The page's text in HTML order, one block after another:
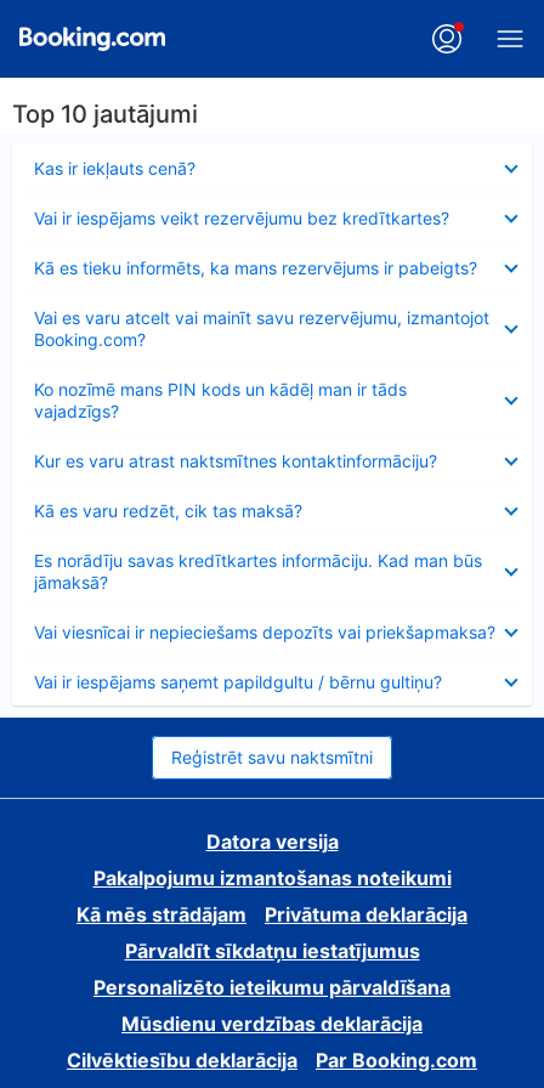
Top 10 jautājumi
Kas ir iekļauts cenā?
Vai ir iespējams veikt rezervējumu bez kredītkartes?
Kā es tieku informēts, ka mans rezervējums ir pabeigts?
Vai es varu atcelt vai mainīt savu rezervējumu, izmantojot
Booking.com?
Ko nozīmē mans PIN kods un kādēļ man ir tāds
vajadzīgs?
Kur es varu atrast naktsmītnes kontaktinformāciju?
Kā es varu redzēt, cik tas maksā?
Es norādīju savas kredītkartes informāciju. Kad man būs
jāmaksā?
Vai viesnīcai ir nepieciešams depozīts vai priekšapmaksa?
Vai ir iespējams saņemt papildgultu / bērnu gultiņu?
Reģistrēt savu naktsmītni
Datora versija
Pakalpojumu izmantošanas noteikumi
Kā mēs strādājam
Privātuma deklarācija
Pārvaldīt sīkdatņu iestatījumus
Personalizēto ieteikumu pārvaldīšana
Mūsdienu verdzības deklarācija
Cilvēktiesību deklarācija
Par Booking.com